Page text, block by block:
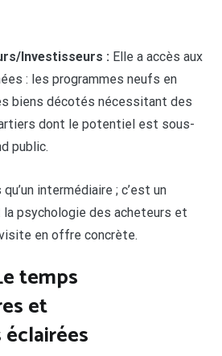
Investisseurs : Elle a accès aux
: les programmes neufs en
biens décotés nécessitant des
dont le potentiel est sous-
public.
intermédiaire ; c’est un
la psychologie des acheteurs et
en offre concrète.
temps
et